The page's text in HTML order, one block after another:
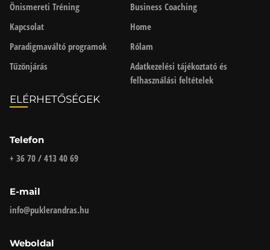
Önismereti Tréning
Business Coaching
Kapcsolat
Home
Paradigmaváltó programok
Rólam
Tűzönjárás
Adatkezelési tájékoztató és
felhasználási feltételek
ELÉRHETŐSÉGEK
Telefon
+ 36 70 / 413 40 69
E-mail
info@puklerandras.hu
Weboldal